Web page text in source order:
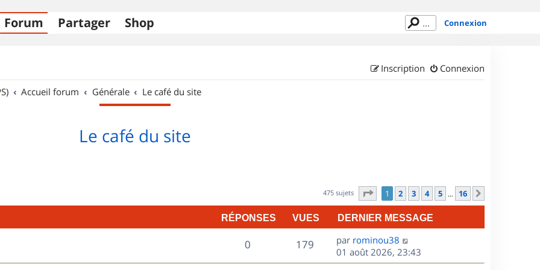
Forum Partager Shop Connexion
Connexion
Inscription
Accueil forum Générale Le café du site
Le café du site
475 sujets Page sur16
1 2 3 4 5 … 16
RÉPONSES VUES DERNIER MESSAGE
0R
é
179V
u
D
e
r
par rominou38
01 août 2026, 23:43